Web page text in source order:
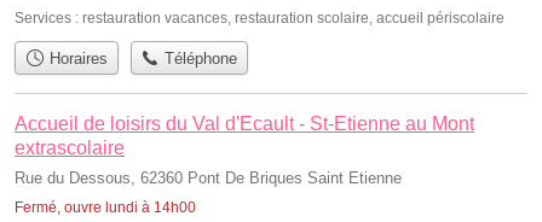
Services : restauration vacances, restauration scolaire, accueil périscolaire
Horaires Téléphone
Accueil de loisirs du Val d'Ecault - St-Etienne au Mont
extrascolaire
Rue du Dessous, 62360 Pont De Briques Saint Etienne
Fermé, ouvre lundi à 14h00